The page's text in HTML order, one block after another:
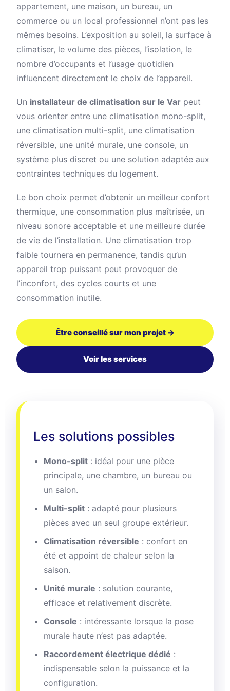
appartement, une maison, un bureau, un
commerce ou un local professionnel n’ont pas les
mêmes besoins. L’exposition au soleil, la surface à
climatiser, le volume des pièces, l’isolation, le
nombre d’occupants et l’usage quotidien
influencent directement le choix de l’appareil.
Un installateur de climatisation sur le Var peut
vous orienter entre une climatisation mono-split,
une climatisation multi-split, une climatisation
réversible, une unité murale, une console, un
système plus discret ou une solution adaptée aux
contraintes techniques du logement.
Le bon choix permet d’obtenir un meilleur confort
thermique, une consommation plus maîtrisée, un
niveau sonore acceptable et une meilleure durée
de vie de l’installation. Une climatisation trop
faible tournera en permanence, tandis qu’un
appareil trop puissant peut provoquer de
l’inconfort, des cycles courts et une
consommation inutile.
Être conseillé sur mon projet →
Voir les services
Les solutions possibles
Mono-split : idéal pour une pièce
principale, une chambre, un bureau ou
un salon.
Multi-split : adapté pour plusieurs
pièces avec un seul groupe extérieur.
Climatisation réversible : confort en
été et appoint de chaleur selon la
saison.
Unité murale : solution courante,
efficace et relativement discrète.
Console : intéressante lorsque la pose
murale haute n’est pas adaptée.
Raccordement électrique dédié :
indispensable selon la puissance et la
configuration.